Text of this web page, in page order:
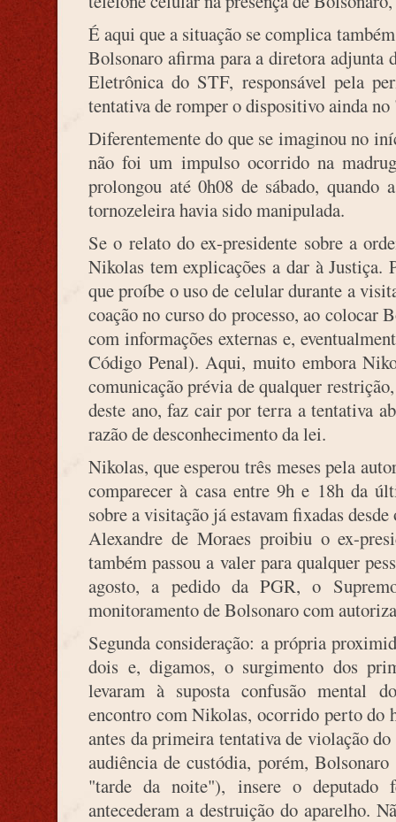
É aqui que a situação se complica
Bolsonaro afirma para a diretora adjunta
Eletrônica do STF, responsável pela
tentativa de romper o dispositivo ainda
Diferentemente do que se imaginou no
não foi um impulso ocorrido na
prolongou até 0h08 de sábado,
tornozeleira havia sido manipulada.
Se o relato do ex-presidente sobre a
Nikolas tem explicações a dar à Justiça.
que proíbe o uso de celular durante a
coação no curso do processo, ao colocar
com informações externas e,
Código Penal). Aqui, muito embora
comunicação prévia de qualquer
deste ano, faz cair por terra a tentativa
razão de desconhecimento da lei.
Nikolas, que esperou três meses pela
comparecer à casa entre 9h e 18h da
sobre a visitação já estavam fixadas
Alexandre de Moraes proibiu o ex-
também passou a valer para qualquer
agosto, a pedido da PGR, o
monitoramento de Bolsonaro com
Segunda consideração: a própria
dois e, digamos, o surgimento dos
levaram à suposta confusão mental
encontro com Nikolas, ocorrido perto do
antes da primeira tentativa de violação
audiência de custódia, porém,
"tarde da noite"), insere o deputado
antecederam a destruição do aparelho.